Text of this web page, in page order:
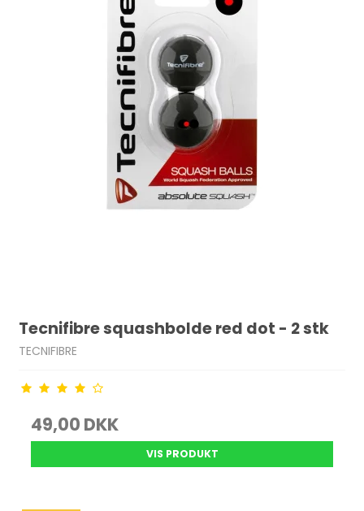
Tecnifibre squashbolde red dot - 2 stk
TECNIFIBRE
49,00 DKK
VIS PRODUKT